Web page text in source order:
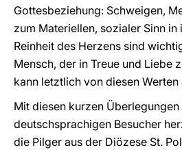
Gottesbeziehung: Schweigen,
zum Materiellen, sozialer Sinn in
Reinheit des Herzens sind
Mensch, der in Treue und Liebe
kann letztlich von diesen Werten
Mit diesen kurzen
deutschsprachigen Besucher
die Pilger aus der Diözese St.